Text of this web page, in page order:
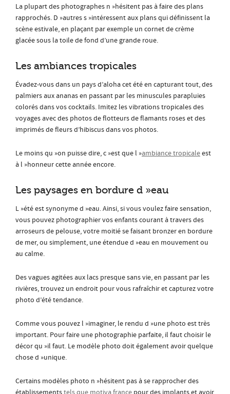
La plupart des photographes n »hésitent pas à faire des plans
rapprochés. D »autres s »intéressent aux plans qui définissent la
scène estivale, en plaçant par exemple un cornet de crème
glacée sous la toile de fond d’une grande roue.
Les ambiances tropicales
Évadez-vous dans un pays d’aloha cet été en capturant tout, des
palmiers aux ananas en passant par les minuscules parapluies
colorés dans vos cocktails. Imitez les vibrations tropicales des
voyages avec des photos de flotteurs de flamants roses et des
imprimés de fleurs d’hibiscus dans vos photos.
Le moins qu »on puisse dire, c »est que l »ambiance tropicaleest
à l »honneur cette année encore.
Les paysages en bordure d »eau
L »été est synonyme d »eau. Ainsi, si vous voulez faire sensation,
vous pouvez photographier vos enfants courant à travers des
arroseurs de pelouse, votre moitié se faisant bronzer en bordure
de mer, ou simplement, une étendue d »eau en mouvement ou
au calme.
Des vagues agitées aux lacs presque sans vie, en passant par les
rivières, trouvez un endroit pour vous rafraîchir et capturez votre
photo d’été tendance.
Comme vous pouvez l »imaginer, le rendu d »une photo est très
important. Pour faire une photographie parfaite, il faut choisir le
décor qu »il faut. Le modèle photo doit également avoir quelque
chose d »unique.
Certains modèles photo n »hésitent pas à se rapprocher des